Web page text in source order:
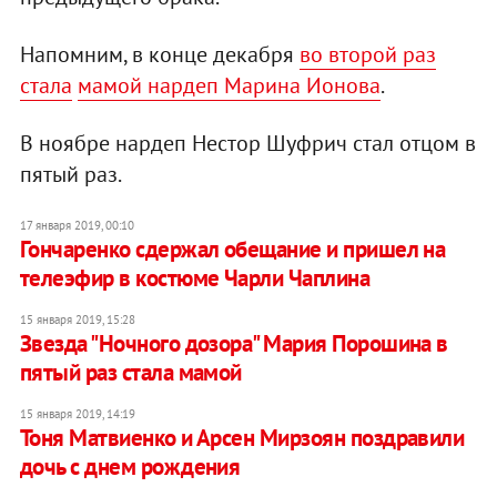
Напомним, в конце декабря во второй раз
стала мамой нардеп Марина Ионова.
В ноябре нардеп Нестор Шуфрич стал отцом в
пятый раз.
17 января 2019, 00:10
Гончаренко сдержал обещание и пришел на
телеэфир в костюме Чарли Чаплина
15 января 2019, 15:28
Звезда "Ночного дозора" Мария Порошина в
пятый раз стала мамой
15 января 2019, 14:19
Тоня Матвиенко и Арсен Мирзоян поздравили
дочь с днем рождения